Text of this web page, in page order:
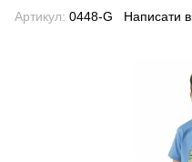
Артикул: 0448-G Написати